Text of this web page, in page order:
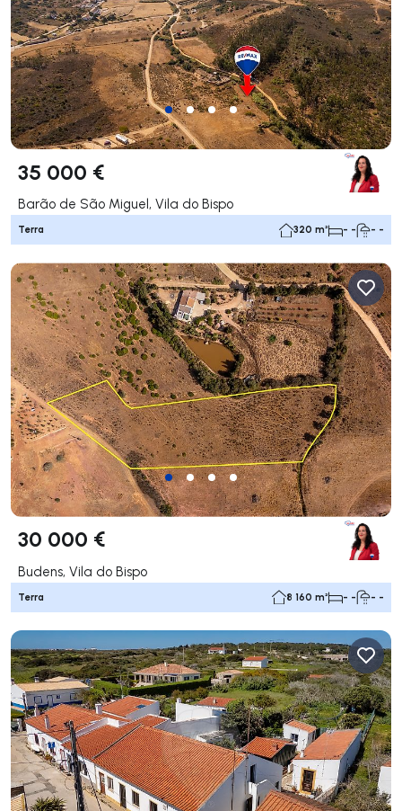
35 000 €
Barão de São Miguel, Vila do Bispo
Terra 320 m² - - - -
30 000 €
Budens, Vila do Bispo
Terra 8 160 m² - - - -